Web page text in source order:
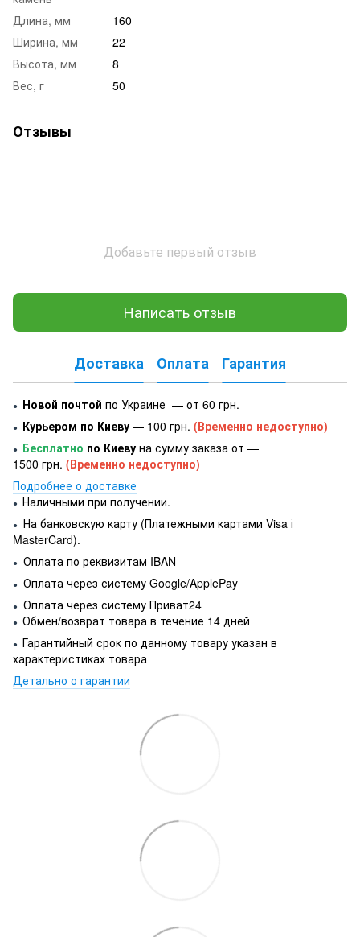
Длина, мм
160
Ширина, мм
22
Высота, мм
8
Вес, г
50
Отзывы
Добавьте первый отзыв
Написать отзыв
Доставка Оплата Гарантия
● Новой почтой по Украине — от 60 грн.
● Курьером по Киеву — 100 грн. (Временно недоступно)
● Бесплатно по Киеву на сумму заказа от —
1500 грн. (Временно недоступно)
Подробнее о доставке
● Наличными при получении.
● На банковскую карту (Платежными картами Visa і
MasterCard).
● Оплата по реквизитам IBAN
● Оплата через систему Google/ApplePay
● Оплата через систему Приват24
● Обмен/возврат товара в течение 14 дней
● Гарантийный срок по данному товару указан в
характеристиках товара
Детально о гарантии